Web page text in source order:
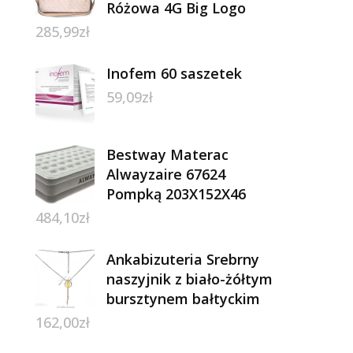
Różowa 4G Big Logo
285,99zł
Inofem 60 saszetek
59,09zł
Bestway Materac
Alwayzaire 67624
Pompką 203X152X46
484,10zł
Ankabizuteria Srebrny
naszyjnik z biało-żółtym
bursztynem bałtyckim
162,00zł